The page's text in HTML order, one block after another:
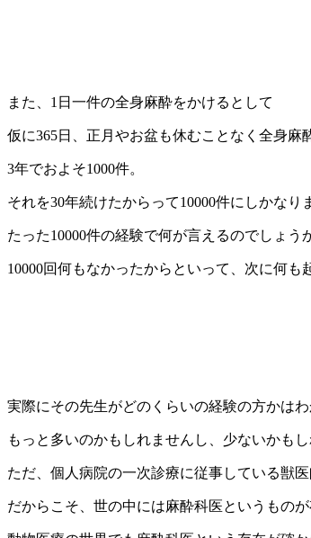
また、1日一件の全身麻酔をかけるとして
仮に365日、正月やお盆も休むことなく全身麻
3年でおよそ1000件。
それを30年続けたからって10000件にしかなり
たった10000件の経験で何が言えるのでしょう
10000回何もなかったからといって、次に何も
実際にその先生がどのくらいの経験の方かはわ
もっと多いのかもしれませんし、少ないかもし
ただ、個人病院の一次診療に従事している獣
だからこそ、世の中には麻酔科医というもの